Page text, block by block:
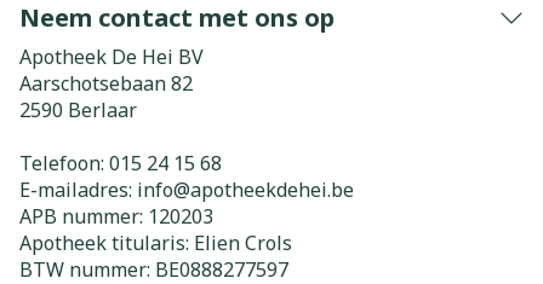
Neem contact met ons op
Apotheek De Hei BV
Aarschotsebaan 82
2590 Berlaar
Telefoon: 015 24 15 68
E-mailadres: info@apotheekdehei.be
APB nummer: 120203
Apotheek titularis: Elien Crols
BTW nummer: BE0888277597